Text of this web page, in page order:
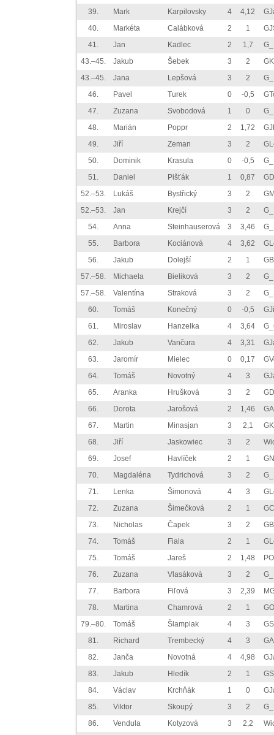
39.
Mark Karpilovsky 4 4,12
40.
Markéta Calábková 2 1
41.
Jan Kadlec 2 1,7
43.–45.
Jakub Šebek 3 2
43.–45.
Jana Lepšová 3 2
46.
Pavel Turek 0 -0,5
47.
Zuzana Svobodová 1 0
48.
Marián Poppr 2 1,72
49.
Jiří Zeman 3 2
50.
Dominik Krasula 0 -0,5
51.
Daniel Pišťák 1 0,87
52.–53.
Lukáš Bystřický 3 2
52.–53.
Jan Krejčí 3 2
54.
Anna Steinhauserová 3 3,46
55.
Barbora Kociánová 4 3,62
56.
Jakub Dolejší 2 1
57.–58.
Michaela Bieliková 3 2
57.–58.
Valentína Straková 3 2
60.
Tomáš Konečný 0 -0,5
61.
Miroslav Hanzelka 4 3,64
62.
Jakub Vančura 4 3,31
63.
Jaromír Mielec 0 0,17
64.
Tomáš Novotný 4 3
65.
Aranka Hrušková 3 2
66.
Dorota Jarošová 2 1,46
67.
Martin Minasjan 3 2,1
68.
Jiří Jaskowiec 3 2
69.
Josef Havlíček 2 1
70.
Magdaléna Tydrichová 3 2
71.
Lenka Šimonová 4 3
72.
Zuzana Šimečková 2 1
73.
Nicholas Čapek 3 2
74.
Tomáš Fiala 2 1
75.
Tomáš Jareš 2 1,48
76.
Zuzana Vlasáková 3 2
77.
Barbora Fiľová 3 2,39
78.
Martina Chamrová 2 1
79.–80.
Tomáš Šlampiak 4 3
81.
Richard Trembecký 4 3
82.
Janča Novotná 4 4,98
83.
Jakub Hledík 2 1
84.
Václav Krchňák 1 0
85.
Viktor Skoupý 3 2
86.
Vendula Kotyzová 3 2,2